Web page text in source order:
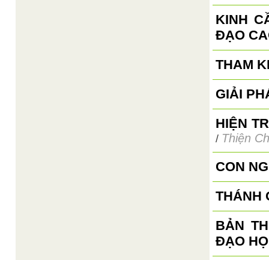
KINH
ĐẠO
THAM
GIẢI
HIỆN
/ Thiện
CON
THÁNH
BẢN
ĐẠO